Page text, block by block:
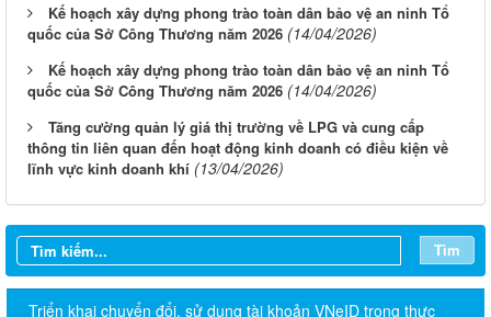
Kế hoạch xây dựng phong trào toàn dân bảo vệ an ninh Tổ
quốc của Sở Công Thương năm 2026 (14/04/2026)
Kế hoạch xây dựng phong trào toàn dân bảo vệ an ninh Tổ
quốc của Sở Công Thương năm 2026 (14/04/2026)
Tăng cường quản lý giá thị trường về LPG và cung cấp
thông tin liên quan đến hoạt động kinh doanh có điều kiện về
lĩnh vực kinh doanh khí (13/04/2026)
Tìm
Triển khai chuyển đổi, sử dụng tài khoản VNeID trong thực